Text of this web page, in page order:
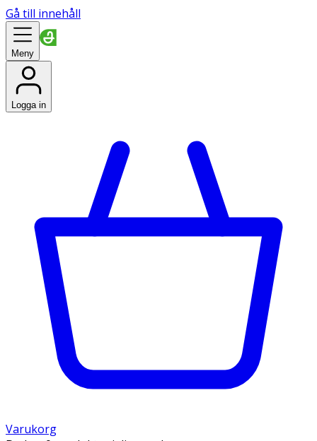
Gå till innehåll
Meny
Logga in
Varukorg